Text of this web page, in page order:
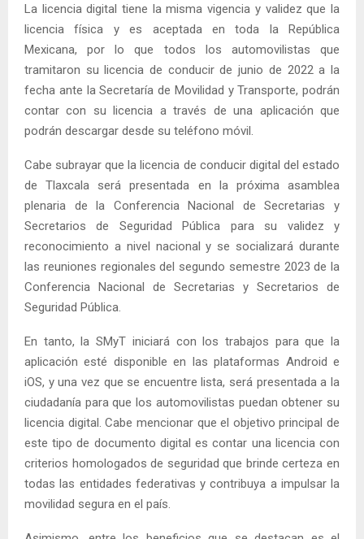
La licencia digital tiene la misma vigencia y validez que la
licencia física y es aceptada en toda la República
Mexicana, por lo que todos los automovilistas que
tramitaron su licencia de conducir de junio de 2022 a la
fecha ante la Secretaría de Movilidad y Transporte, podrán
contar con su licencia a través de una aplicación que
podrán descargar desde su teléfono móvil.
Cabe subrayar que la licencia de conducir digital del estado
de Tlaxcala será presentada en la próxima asamblea
plenaria de la Conferencia Nacional de Secretarias y
Secretarios de Seguridad Pública para su validez y
reconocimiento a nivel nacional y se socializará durante
las reuniones regionales del segundo semestre 2023 de la
Conferencia Nacional de Secretarias y Secretarios de
Seguridad Pública.
En tanto, la SMyT iniciará con los trabajos para que la
aplicación esté disponible en las plataformas Android e
iOS, y una vez que se encuentre lista, será presentada a la
ciudadanía para que los automovilistas puedan obtener su
licencia digital. Cabe mencionar que el objetivo principal de
este tipo de documento digital es contar una licencia con
criterios homologados de seguridad que brinde certeza en
todas las entidades federativas y contribuya a impulsar la
movilidad segura en el país.